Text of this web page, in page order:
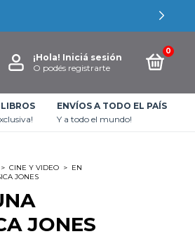
¡Hola! Iniciá sesión
O podés registrarte
0
ENVÍOS A TODO EL PAÍS
Y a todo el mundo!
> CINE Y VIDEO > EN
JONES
JONES